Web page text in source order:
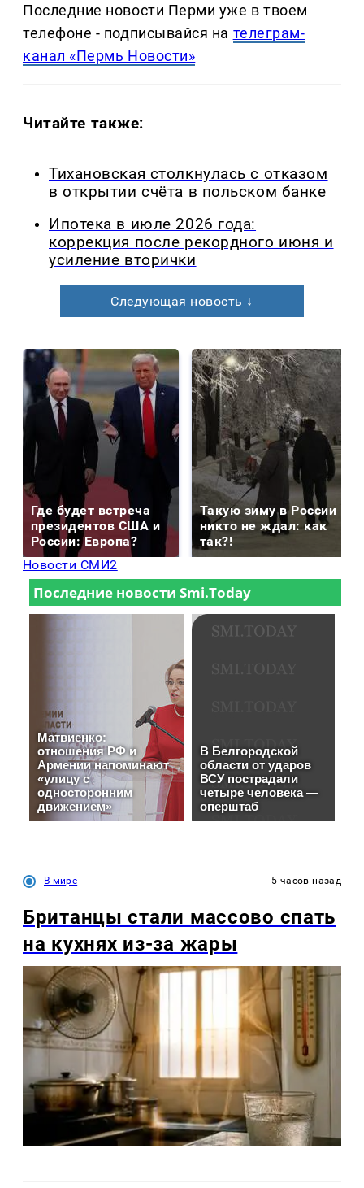
Последние новости Перми уже в твоем
телефоне - подписывайся на телеграм-
канал «Пермь Новости»
Читайте также:
Тихановская столкнулась с отказом
в открытии счёта в польском банке
Ипотека в июле 2026 года:
коррекция после рекордного июня и
усиление вторички
Следующая новость ↓
Где будет встреча
президентов США и
России: Европа?
Такую зиму в России
никто не ждал: как
так?!
Новости СМИ2
В мире 5 часов назад
Британцы стали массово спать
на кухнях из-за жары